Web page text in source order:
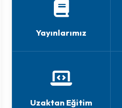
Yayınlarımız
Uzaktan Eğitim